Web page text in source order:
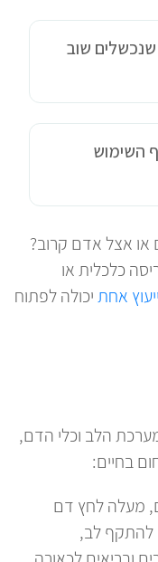
שנכשלים שוב
השימוש
או אצל אדם קרוב?
כלכלית או
אחתיכולה לפתוח
הלב וכלי הדם,
בחיים:
מעלה לחץ דם
להתקף לב,